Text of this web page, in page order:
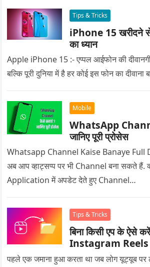
Tips & Tricks
iPhone 15 खरीदने
का ध्यान
Apple iPhone 15 :- एप्पल आईफोन की दीवानगी
बल्कि पूरी दुनिया में है हर कोई इस फोन का
Mobile
WhatsApp
जानिए पूरी प्रोसेस
Whatsapp Channel Kaise Banaye Full
अब आप व्हाट्सप्प पर भी Channel बना सकते हैं.
Application में अपडेट देते हुए Channel…
Tips & Tricks
बिना किसी एप के ऐसे
Instagram Reels
पहले एक जमाना हुआ करता था जब लोग यूट्यूब पर